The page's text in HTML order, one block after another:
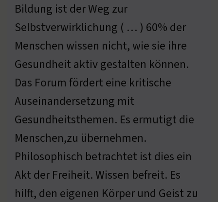
Bildung ist der Weg zur
Selbstverwirklichung ( … ) 60% der
Menschen wissen nicht, wie sie ihre
Gesundheit aktiv gestalten können.
Das Forum fördert eine kritische
Auseinandersetzung mit
Gesundheitsthemen. Es ermutigt die
Menschen,zu übernehmen.
Philosophisch betrachtet ist dies ein
Akt der Freiheit. Wissen befreit. Es
hilft, den eigenen Körper und Geist zu